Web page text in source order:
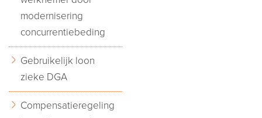
modernisering
concurrentiebeding
Gebruikelijk loon
zieke DGA
Compensatieregeling